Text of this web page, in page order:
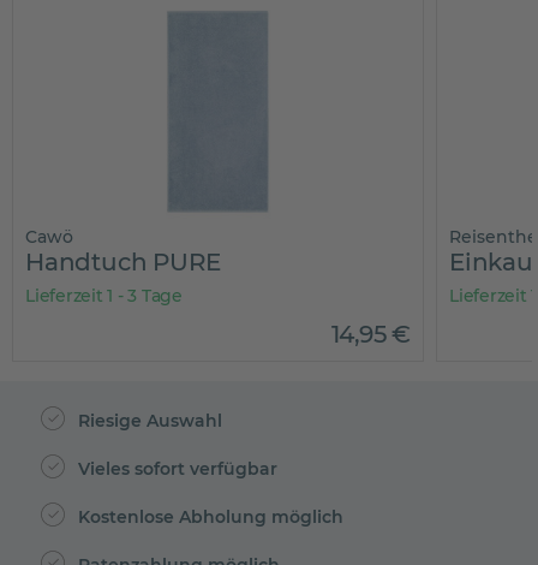
Cawö
Handtuch PURE
Lieferzeit 1 - 3 Tage
14,95€
Lieferzeit
Riesige Auswahl
Vieles sofort verfügbar
Kostenlose Abholung möglich